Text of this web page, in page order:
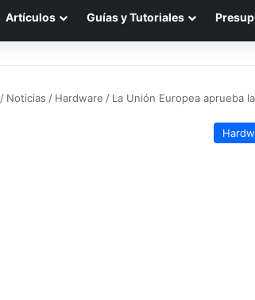
Artículos Guías y Tutoriales
/ Noticias / Hardware / La Unión Europea aprueba